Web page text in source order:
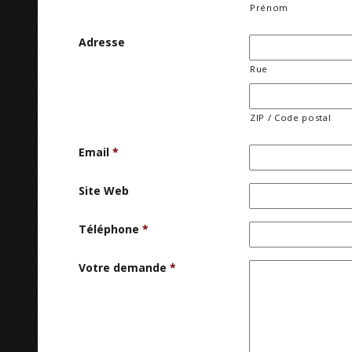
Prénom
Adresse
Rue
ZIP / Code postal
Email *
Site Web
Téléphone *
Votre demande *